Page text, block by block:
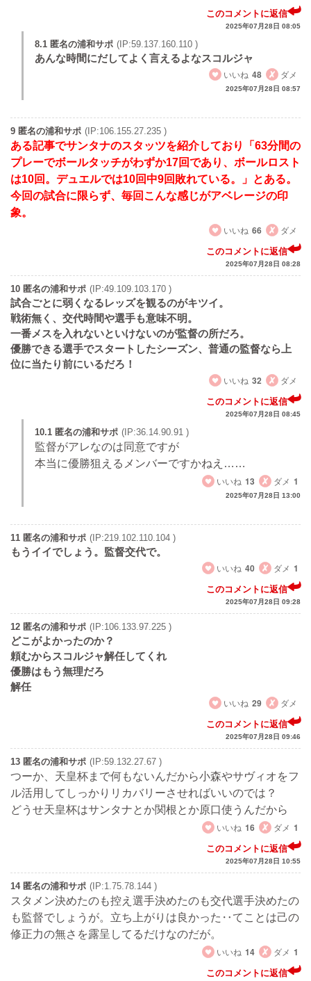
このコメントに返信
2025年07月28日 08:05
8.1 匿名の浦和サポ (IP:59.137.160.110 )
あんな時間にだしてよく言えるよなスコルジャ
いいね 48 ダメ
2025年07月28日 08:57
9 匿名の浦和サポ (IP:106.155.27.235 )
ある記事でサンタナのスタッツを紹介しており「63分間の
プレーでボールタッチがわずか17回であり、ボールロスト
は10回。デュエルでは10回中9回敗れている。」とある。
今回の試合に限らず、毎回こんな感じがアベレージの印
象。
いいね 66 ダメ
このコメントに返信
2025年07月28日 08:28
10 匿名の浦和サポ (IP:49.109.103.170 )
試合ごとに弱くなるレッズを観るのがキツイ。
戦術無く、交代時間や選手も意味不明。
一番メスを入れないといけないのが監督の所だろ。
優勝できる選手でスタートしたシーズン、普通の監督なら上
位に当たり前にいるだろ！
いいね 32 ダメ
このコメントに返信
2025年07月28日 08:45
10.1 匿名の浦和サポ (IP:36.14.90.91 )
監督がアレなのは同意ですが
本当に優勝狙えるメンバーですかねえ……
いいね 13 ダメ 1
2025年07月28日 13:00
11 匿名の浦和サポ (IP:219.102.110.104 )
もうイイでしょう。監督交代で。
いいね 40 ダメ 1
このコメントに返信
2025年07月28日 09:28
12 匿名の浦和サポ (IP:106.133.97.225 )
どこがよかったのか？
頼むからスコルジャ解任してくれ
優勝はもう無理だろ
解任
いいね 29 ダメ
このコメントに返信
2025年07月28日 09:46
13 匿名の浦和サポ (IP:59.132.27.67 )
つーか、天皇杯まで何もないんだから小森やサヴィオをフ
ル活用してしっかりリカバリーさせればいいのでは？
どうせ天皇杯はサンタナとか関根とか原口使うんだから
いいね 16 ダメ 1
このコメントに返信
2025年07月28日 10:55
14 匿名の浦和サポ (IP:1.75.78.144 )
スタメン決めたのも控え選手決めたのも交代選手決めたの
も監督でしょうが。立ち上がりは良かった‥てことは己の
修正力の無さを露呈してるだけなのだが。
いいね 14 ダメ 1
このコメントに返信